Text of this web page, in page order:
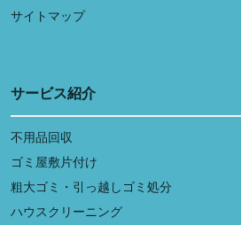
サイトマップ
サービス紹介
不用品回収
ゴミ屋敷片付け
粗大ゴミ・引っ越しゴミ処分
ハウスクリーニング